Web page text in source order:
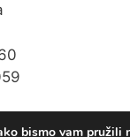
bismo vam pružili